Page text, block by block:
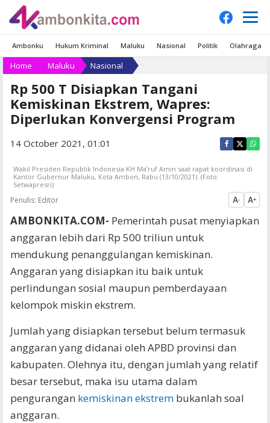
Ambonku Hukum Kriminal Maluku Nasional Politik Olahraga
Home Maluku Nasional
Rp 500 T Disiapkan Tangani
Kemiskinan Ekstrem, Wapres:
Diperlukan Konvergensi Program
14 October 2021, 01:01
Wakil Presiden Republik Indonesia KH Ma’ruf Amin saat rapat koordinasi di
Kantor Gubernur Maluku, Kota Ambon, Rabu (13/10/2021). (Foto:
Setwapresri)
Penulis: Editor A- A+
AMBONKITA.COM- Pemerintah pusat menyiapkan
anggaran lebih dari Rp 500 triliun untuk
mendukung penanggulangan kemiskinan.
Anggaran yang disiapkan itu baik untuk
perlindungan sosial maupun pemberdayaan
kelompok miskin ekstrem.
Jumlah yang disiapkan tersebut belum termasuk
anggaran yang didanai oleh APBD provinsi dan
kabupaten. Olehnya itu, dengan jumlah yang relatif
besar tersebut, maka isu utama dalam
pengurangan kemiskinan ekstrem bukanlah soal
anggaran.